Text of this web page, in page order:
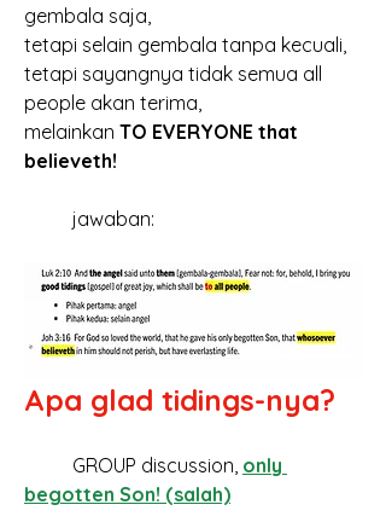
gembala saja,
tetapi selain gembala tanpa kecuali,
tetapi sayangnya tidak semua all
people akan terima,
melainkan TO EVERYONE that
believeth!
	jawaban:
Apa glad tidings-nya?
	GROUP discussion,
only
begotten Son! (salah)